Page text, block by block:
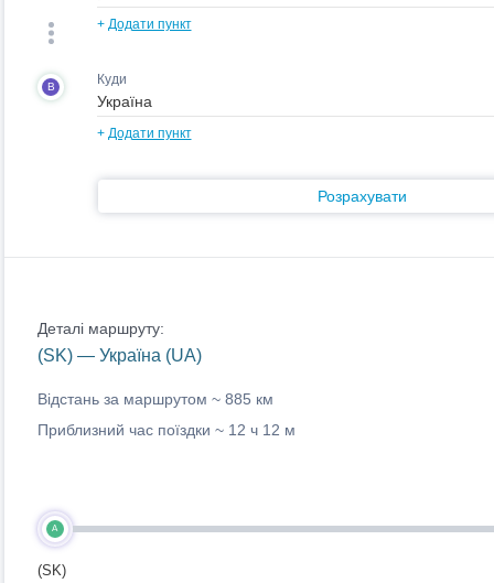
+ Додати пункт
B Куди
+ Додати пункт
Розрахувати
Деталі маршруту:
(SK) — Україна (UA)
Відстань за маршрутом ~ 885 км
Приблизний час поїздки ~ 12 ч 12 м
A
(SK)